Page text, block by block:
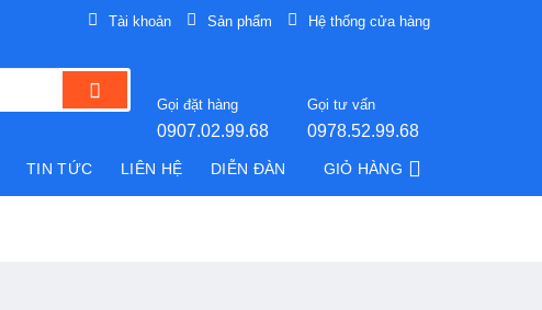
Tài khoản Sản phẩm Hệ thống cửa hàng
Gọi đặt hàng
0907.02.99.68
Gọi tư vấn
0978.52.99.68
TIN TỨC LIÊN HỆ DIỄN ĐÀN GIỎ HÀNG